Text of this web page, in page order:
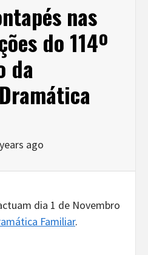
nas
do 114º
da
ago
dia 1 de Novembro
Familiar.